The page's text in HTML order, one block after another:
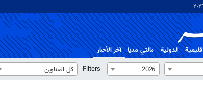
الدولية مالتي مدیا
آخر الأخبار
2026
Filters كل العناوين